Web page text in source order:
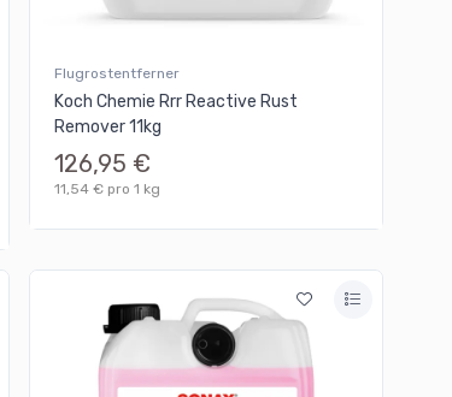
Flugrostentferner
Koch Chemie Rrr Reactive Rust
Remover 11kg
126,95 €
11,54 € pro 1 kg